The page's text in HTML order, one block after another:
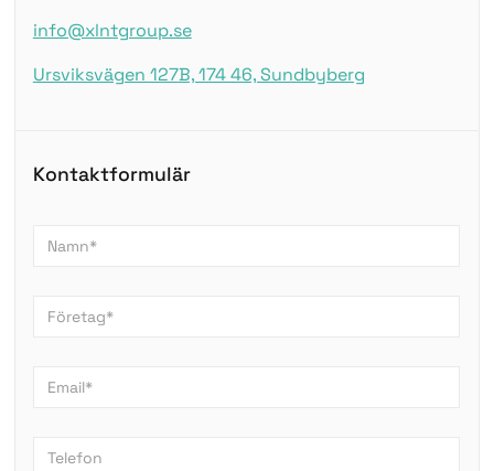
info@xlntgroup.se
Ursviksvägen 127B, 174 46, Sundbyberg
Kontaktformulär